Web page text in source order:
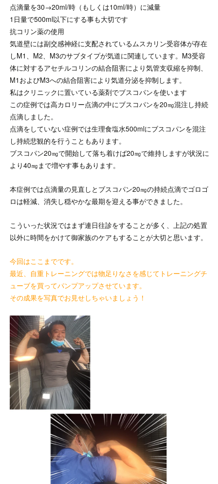
点滴量を30→20ml/時（もしくは10ml/時）に減量
1日量で500ml以下にする事も大切です
抗コリン薬の使用
気道壁には副交感神経に支配されているムスカリン受容体が存在
しM1、M2、M3のサブタイプが気道に関連しています。M3受容
体に対するアセチルコリンの結合阻害により気管支収縮を抑制、
M1およびM3への結合阻害により気道分泌を抑制します。
私はクリニックに置いている薬剤でブスコパンを使います
この症例では高カロリー点滴の中にブスコパンを20㎎混注し持続
点滴しました。
点滴をしていない症例では生理食塩水500mlにブスコパンを混注
し持続悲観的を行うこともあります。
ブスコパン20㎎で開始して落ち着けば20㎎で維持しますが状況に
より40㎎まで増やす事もあります。
本症例では点滴量の見直しとブスコパン20㎎の持続点滴でゴロゴ
ロは軽減、消失し穏やかな最期を迎える事ができました。
こういった状況ではまず連日往診をすることが多く、上記の処置
以外に時間をかけて御家族のケアもすることが大切と思います。
今回はここまでです。
最近、自重トレーニングでは物足りなさを感じてトレーニングチ
ューブを買ってパンプアップさせています。
その成果を写真でお見せしちゃいましょう！